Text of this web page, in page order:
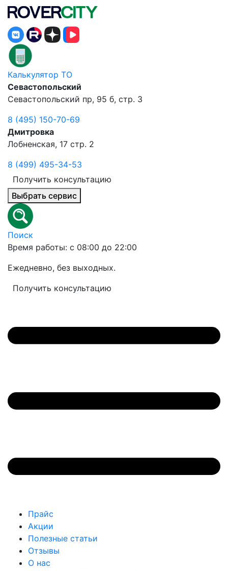
Калькулятор ТО
Севастопольский
Севастопольский пр, 95 б, стр. 3
8 (495) 150-70-69
Дмитровка
Лобненская, 17 стр. 2
8 (499) 495-34-53
Получить консультацию
Выбрать сервис
Поиск
Время работы: с 08:00 до 22:00
Ежедневно, без выходных.
Получить консультацию
Прайс
Акции
Полезные статьи
Отзывы
О нас